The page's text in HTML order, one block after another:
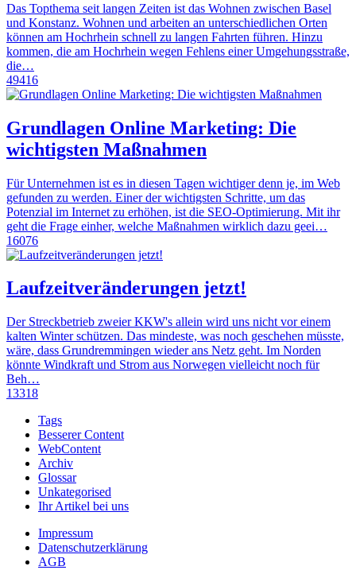
Das Topthema seit langen Zeiten ist das Wohnen zwischen Basel
und Konstanz. Wohnen und arbeiten an unterschiedlichen Orten
können am Hochrhein schnell zu langen Fahrten führen. Hinzu
kommen, die am Hochrhein wegen Fehlens einer Umgehungsstraße,
die…
49416
Grundlagen Online Marketing: Die
wichtigsten Maßnahmen
Für Unternehmen ist es in diesen Tagen wichtiger denn je, im Web
gefunden zu werden. Einer der wichtigsten Schritte, um das
Potenzial im Internet zu erhöhen, ist die SEO-Optimierung. Mit ihr
geht die Frage einher, welche Maßnahmen wirklich dazu geei…
16076
Laufzeitveränderungen jetzt!
Der Streckbetrieb zweier KKW's allein wird uns nicht vor einem
kalten Winter schützen. Das mindeste, was noch geschehen müsste,
wäre, dass Grundremmingen wieder ans Netz geht. Im Norden
könnte Windkraft und Strom aus Norwegen vielleicht noch für
Beh…
13318
Tags
Besserer Content
WebContent
Archiv
Glossar
Unkategorised
Ihr Artikel bei uns
Impressum
Datenschutzerklärung
AGB